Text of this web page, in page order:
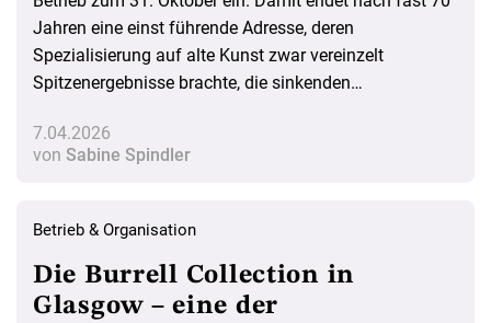
Jahren eine einst führende Adresse, deren
Spezialisierung auf alte Kunst zwar vereinzelt
Spitzenergebnisse brachte, die sinkenden
auffangen konnte.
7.04.2026
von Sabine Spindler
Betrieb & Organisation
Die Burrell Collection in
Glasgow – eine der